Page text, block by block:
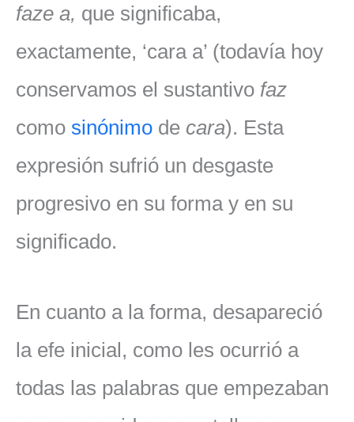
faze a, que significaba,
exactamente, ‘cara a’ (todavía hoy
conservamos el sustantivo faz
como sinónimo de cara). Esta
expresión sufrió un desgaste
progresivo en su forma y en su
significado.
En cuanto a la forma, desapareció
la efe inicial, como les ocurrió a
todas las palabras que empezaban